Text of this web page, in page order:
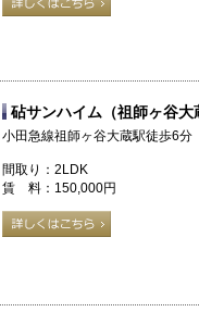
砧サンハイム（祖師ヶ谷大
小田急線祖師ヶ谷大蔵駅徒歩6分
間取り：2LDK
賃 料：150,000円